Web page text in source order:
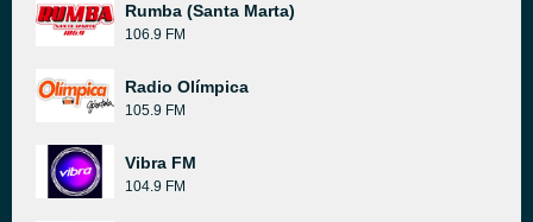
Rumba (Santa Marta)
106.9 FM
Radio Olímpica
105.9 FM
Vibra FM
104.9 FM